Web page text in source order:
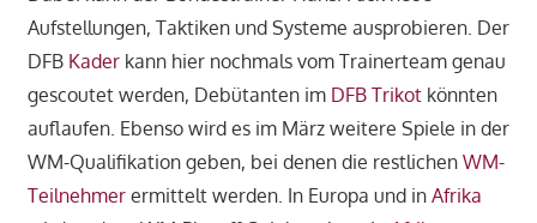
Aufstellungen, Taktiken und Systeme ausprobieren. Der
DFB Kaderkann hier nochmals vom Trainerteam genau
gescoutet werden, Debütanten im DFB Trikotkönnten
auflaufen. Ebenso wird es im März weitere Spiele in der
WM-Qualifikation geben, bei denen die restlichen WM-
Teilnehmerermittelt werden. In Europa und in Afrika